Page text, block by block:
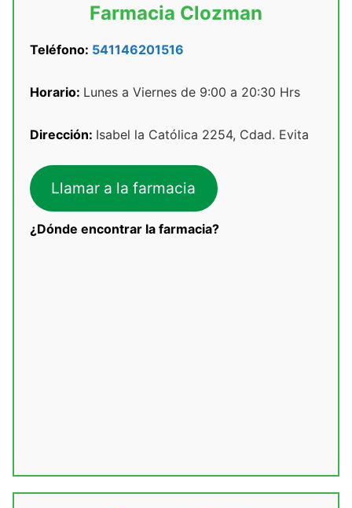
Farmacia Clozman
Teléfono: 541146201516
Horario: Lunes a Viernes de 9:00 a 20:30 Hrs
Dirección: Isabel la Católica 2254, Cdad. Evita
Llamar a la farmacia
¿Dónde encontrar la farmacia?